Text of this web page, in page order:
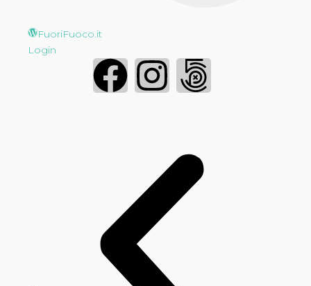
FuoriFuoco.it
Login